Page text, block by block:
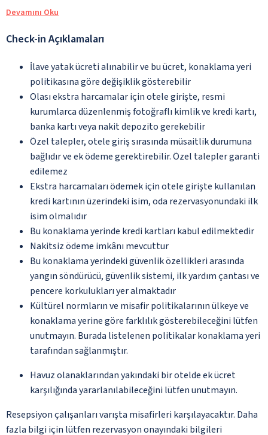
Devamını Oku
Check-in Açıklamaları
İlave yatak ücreti alınabilir ve bu ücret, konaklama yeri
politikasına göre değişiklik gösterebilir
Olası ekstra harcamalar için otele girişte, resmi
kurumlarca düzenlenmiş fotoğraflı kimlik ve kredi kartı,
banka kartı veya nakit depozito gerekebilir
Özel talepler, otele giriş sırasında müsaitlik durumuna
bağlıdır ve ek ödeme gerektirebilir. Özel talepler garanti
edilemez
Ekstra harcamaları ödemek için otele girişte kullanılan
kredi kartının üzerindeki isim, oda rezervasyonundaki ilk
isim olmalıdır
Bu konaklama yerinde kredi kartları kabul edilmektedir
Nakitsiz ödeme imkânı mevcuttur
Bu konaklama yerindeki güvenlik özellikleri arasında
yangın söndürücü, güvenlik sistemi, ilk yardım çantası ve
pencere korkulukları yer almaktadır
Kültürel normların ve misafir politikalarının ülkeye ve
konaklama yerine göre farklılık gösterebileceğini lütfen
unutmayın. Burada listelenen politikalar konaklama yeri
tarafından sağlanmıştır.
Havuz olanaklarından yakındaki bir otelde ek ücret
karşılığında yararlanılabileceğini lütfen unutmayın.
Resepsiyon çalışanları varışta misafirleri karşılayacaktır. Daha
fazla bilgi için lütfen rezervasyon onayındaki bilgileri